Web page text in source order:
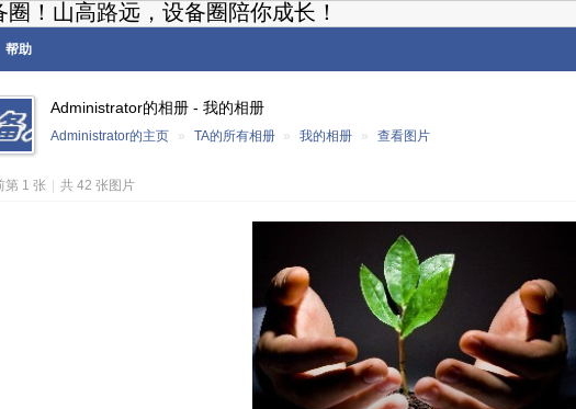
！山高路远，设备圈陪你成长！
帮助
Administrator的相册 - 我的相册
Administrator的主页 » TA的所有相册 » 我的相册 » 查看图片
第 1 张 共 42 张图片